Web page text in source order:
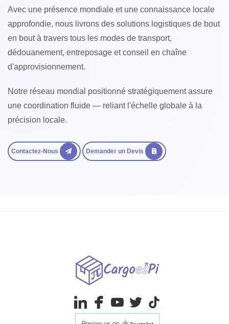
Avec une présence mondiale et une connaissance locale
approfondie, nous livrons des solutions logistiques de bout
en bout à travers tous les modes de transport,
dédouanement, entreposage et conseil en chaîne
d'approvisionnement.
Notre réseau mondial positionné stratégiquement assure
une coordination fluide — reliant l'échelle globale à la
précision locale.
Contactez-Nous Demander un Devis